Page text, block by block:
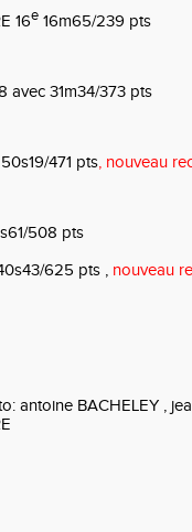
16e 16m65/239 pts
avec 31m34/373 pts
471 pts, nouveau
508 pts
625 pts , nouveau
antoine BACHELEY ,